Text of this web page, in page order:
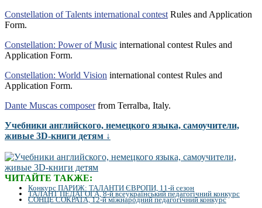
Constellation of Talents international contest Rules and Application
Form.
Constellation: Power of Music international contest Rules and
Application Form.
Constellation: World Vision international contest Rules and
Application Form.
Dante Muscas composerfrom Terralba, Italy.
Учебники английского, немецкого языка, самоучители,
живые 3D-книги детям ↓
ЧИТАЙТЕ ТАКЖЕ:
Конкурс ПАРИЖ: ТАЛАНТИ ЄВРОПИ, 11-й сезон
ТАЛАНТ ПЕДАГОГА, 8-й всеукраїнський педагогічний конкурс
СОНЦЕ СОКРАТА, 12-й міжнародний педагогічний конкурс